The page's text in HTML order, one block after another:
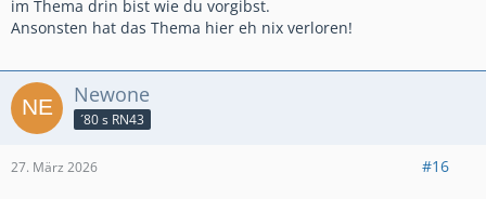
im Thema drin bist wie du vorgibst.
Ansonsten hat das Thema hier eh nix verloren!
Newone
´80 s RN43
27. März 2026 #16